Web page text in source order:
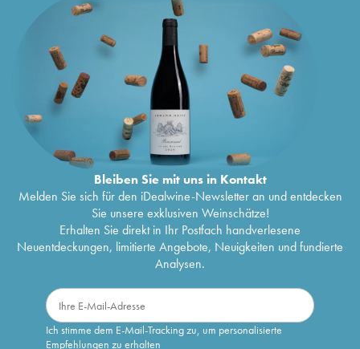
Bleiben Sie mit uns in Kontakt
Melden Sie sich für den iDealwine-Newsletter an und entdecken
Sie unsere exklusiven Weinschätze!
Erhalten Sie direkt in Ihr Postfach handverlesene
Neuentdeckungen, limitierte Angebote, Neuigkeiten und fundierte
Analysen.
Ich stimme dem E-Mail-Tracking zu, um personalisierte
Empfehlungen zu erhalten